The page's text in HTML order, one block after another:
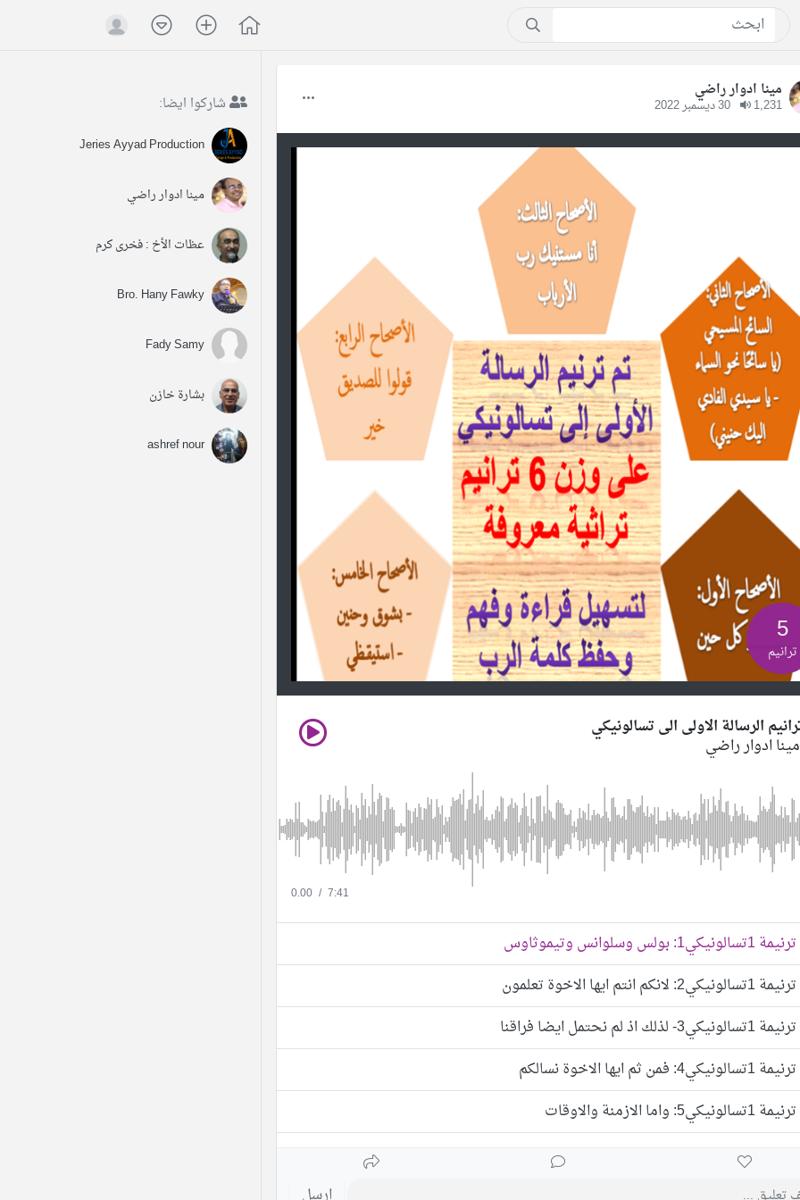
مينا ادوار راضي
1,231
5
ترانيم
الرسالة الاولى الى تسالونيكي
مينا ادوار راضي
0.00 / 7:41
ترنيمة 1تسالونيكي1: بولس وسلوانس وتيموثاوس
ترنيمة 1تسالونيكي2: لانكم انتم ايها الاخوة تعلمون
ترنيمة 1تسالونيكي3- لذلك اذ لم نحتمل ايضا فراقنا
ترنيمة 1تسالونيكي4: فمن ثم ايها الاخوة نسالكم
ترنيمة 1تسالونيكي5: واما الازمنة والاوقات
شاركوا ايضا:
Jeries Ayyad Production
مينا ادوار راضي
عظات الأخ : فخرى كرم
Bro. Hany Fawky
Fady Samy
بشارة خازن
ashref nour